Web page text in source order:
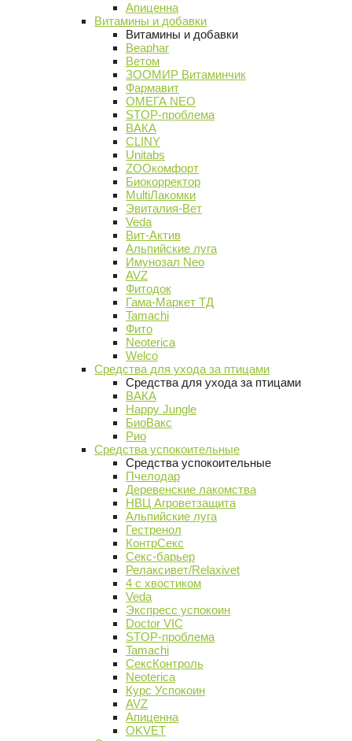
Апиценна
Витамины и добавки
Витамины и добавки
Beaphar
Ветом
ЗООМИР Витаминчик
Фармавит
ОМЕГА NEO
STOP-проблема
ВАКА
CLINY
Unitabs
ZOOкомфорт
Биокорректор
MultiЛакомки
Эвиталия-Вет
Veda
Вит-Актив
Альпийские луга
Имунозал Neo
AVZ
Фитодок
Гама-Маркет ТД
Tamachi
Фито
Neoterica
Welco
Средства для ухода за птицами
Средства для ухода за птицами
ВАКА
Happy Jungle
БиоВакс
Рио
Средства успокоительные
Средства успокоительные
Пчелодар
Деревенские лакомства
НВЦ Агроветзащита
Альпийские луга
Гестренол
КонтрСекс
Секс-барьер
Релаксивет/Relaxivet
4 с хвостиком
Veda
Экспресс успокоин
Doctor VIC
STOP-проблема
Tamachi
СексКонтроль
Neoterica
Курс Успокоин
AVZ
Апиценна
OKVET